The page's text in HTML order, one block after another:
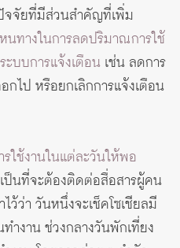
จจัยที่มีส่วนสำคัญที่เพิ่ม
หนทางในการลดปริมาณการใช้
ะบบการแจ้งเตือน เช่น ลดการ
ไป หรือยกเลิกการแจ้งเตือน
รใช้งานในแต่ละวันให้พอ
ป็นที่จะต้องติดต่อสื่อสารผู้คน
ว้ว่า วันหนึ่งจะเช็คโซเชียลมี
ำงาน ช่วงกลางวันพักเที่ยง